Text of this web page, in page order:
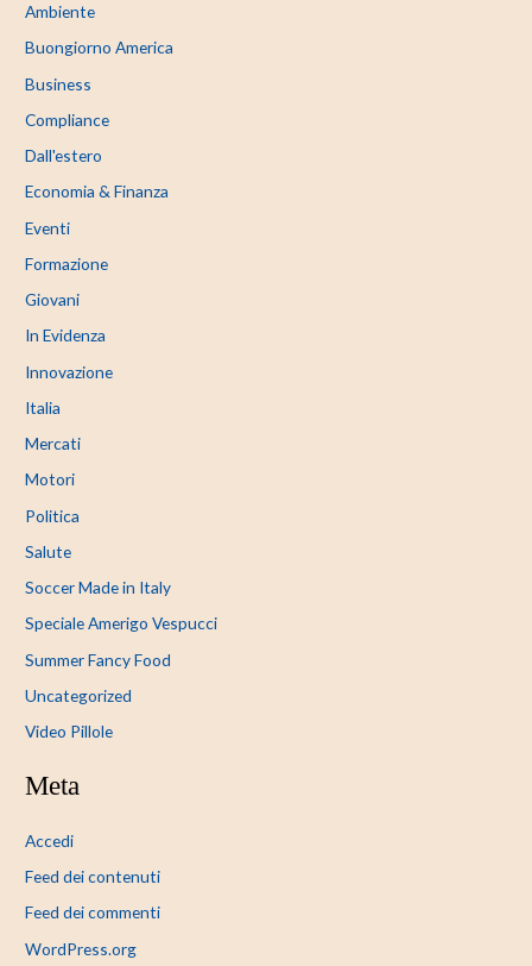
Ambiente
Buongiorno America
Business
Compliance
Dall'estero
Economia & Finanza
Eventi
Formazione
Giovani
In Evidenza
Innovazione
Italia
Mercati
Motori
Politica
Salute
Soccer Made in Italy
Speciale Amerigo Vespucci
Summer Fancy Food
Uncategorized
Video Pillole
Meta
Accedi
Feed dei contenuti
Feed dei commenti
WordPress.org